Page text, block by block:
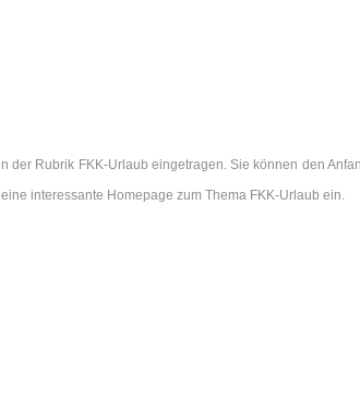
der Rubrik FKK-Urlaub eingetragen. Sie können den
interessante Homepage zum Thema FKK-Urlaub ein.